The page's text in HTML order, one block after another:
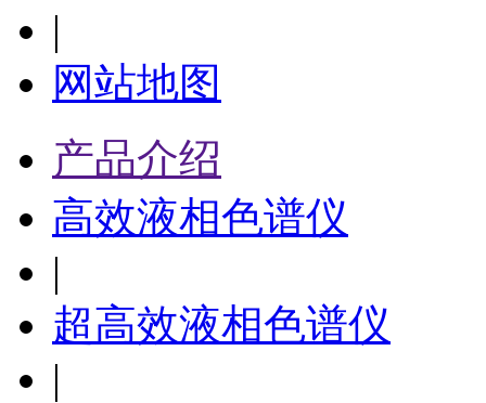
|
网站地图
产品介绍
高效液相色谱仪
|
超高效液相色谱仪
|